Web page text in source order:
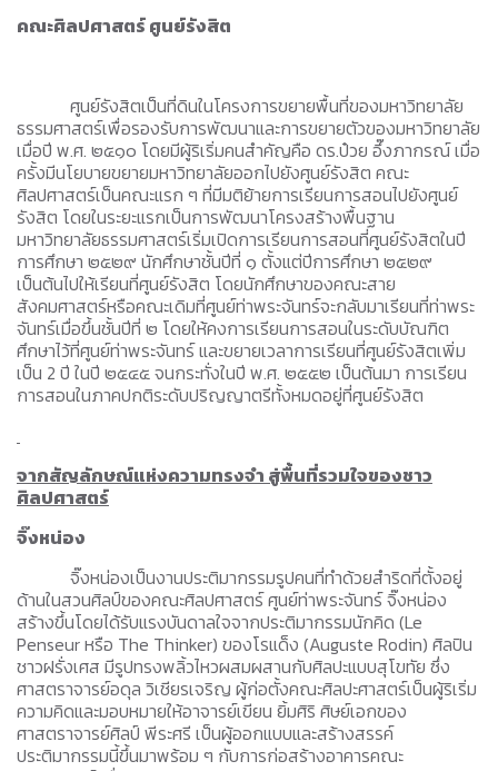
คณะศิลปศาสตร์ ศูนย์รังสิต
ศูนย์รังสิตเป็นที่ดินในโครงการขยายพื้นที่ของมหาวิทยาลัย
ธรรมศาสตร์เพื่อรองรับการพัฒนาและการขยายตัวของมหาวิทยาลัย
เมื่อปี พ.ศ. ๒๕๑๐ โดยมีผู้ริเริ่มคนสำคัญคือ ดร.ป๋วย อึ๊งภากรณ์ เมื่อ
ครั้งมีนโยบายขยายมหาวิทยาลัยออกไปยังศูนย์รังสิต คณะ
ศิลปศาสตร์เป็นคณะแรก ๆ ที่มีมติย้ายการเรียนการสอนไปยังศูนย์
รังสิต โดยในระยะแรกเป็นการพัฒนาโครงสร้างพื้นฐาน
มหาวิทยาลัยธรรมศาสตร์เริ่มเปิดการเรียนการสอนที่ศูนย์รังสิตในปี
การศึกษา ๒๕๒๙ นักศึกษาชั้นปีที่ ๑ ตั้งแต่ปีการศึกษา ๒๕๒๙
เป็นต้นไปให้เรียนที่ศูนย์รังสิต โดยนักศึกษาของคณะสาย
สังคมศาสตร์หรือคณะเดิมที่ศูนย์ท่าพระจันทร์จะกลับมาเรียนที่ท่าพระ
จันทร์เมื่อขึ้นชั้นปีที่ ๒ โดยให้คงการเรียนการสอนในระดับบัณฑิต
ศึกษาไว้ที่ศูนย์ท่าพระจันทร์ และขยายเวลาการเรียนที่ศูนย์รังสิตเพิ่ม
เป็น 2 ปี ในปี ๒๕๔๕ จนกระทั่งในปี พ.ศ. ๒๕๕๒ เป็นต้นมา การเรียน
การสอนในภาคปกติระดับปริญญาตรีทั้งหมดอยู่ที่ศูนย์รังสิต
จากสัญลักษณ์แห่งความทรงจำ สู่พื้นที่รวมใจของชาว
ศิลปศาสตร์
จิ๊งหน่อง
จิ๊งหน่องเป็นงานประติมากรรมรูปคนที่ทำด้วยสำริดที่ตั้งอยู่
ด้านในสวนศิลป์ของคณะศิลปศาสตร์ ศูนย์ท่าพระจันทร์ จิ๊งหน่อง
สร้างขึ้นโดยได้รับแรงบันดาลใจจากประติมากรรมนักคิด (Le
Penseur หรือ The Thinker) ของโรแด็ง (Auguste Rodin) ศิลปิน
ชาวฝรั่งเศส มีรูปทรงพลิ้วไหวผสมผสานกับศิลปะแบบสุโขทัย ซึ่ง
ศาสตราจารย์อดุล วิเชียรเจริญ ผู้ก่อตั้งคณะศิลปะศาสตร์เป็นผู้ริเริ่ม
ความคิดและมอบหมายให้อาจารย์เขียน ยิ้มศิริ ศิษย์เอกของ
ศาสตราจารย์ศิลป์ พีระศรี เป็นผู้ออกแบบและสร้างสรรค์
ประติมากรรมนี้ขึ้นมาพร้อม ๆ กับการก่อสร้างอาคารคณะ